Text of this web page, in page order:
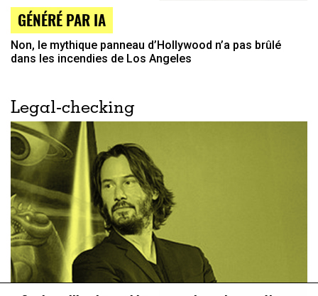
GÉNÉRÉ PAR IA
Non, le mythique panneau d’Hollywood n’a pas brûlé
dans les incendies de Los Angeles
Legal-checking